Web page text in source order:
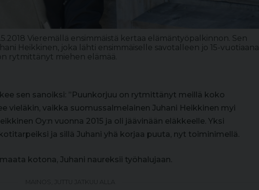
Vieremällä ensimmäistä kertaa elämäntyöpalkinnon. Sen
Heikkinen, joka lähti ensimmäiselle savotalleen jo 15-vuotiaana
rytmittänyt miehen elämää.
sen sanoiksi: ”Puunkorjuu on rytmittänyt meillä koko
vieläkin, vaikka suomussalmelainen Juhani Heikkinen myi
Oy:n vuonna 2015 ja oli jäävinään eläkkeelle. Yksi
ja sillä Juhani yhä korjaa puuta, nyt toiminimellä.
kotona, Juhani naureksii työhalujaan.